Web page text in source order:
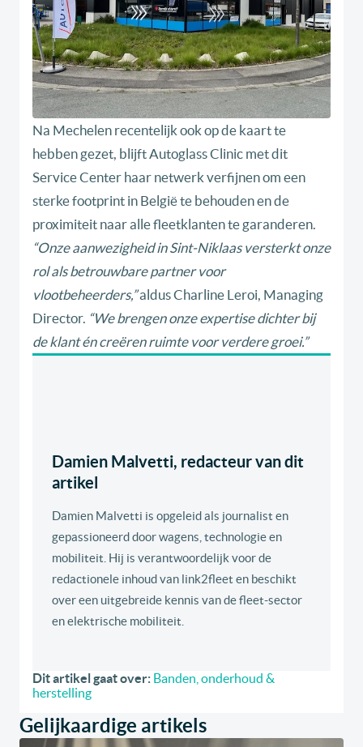
Na Mechelen recentelijk ook op de kaart te
hebben gezet, blijft Autoglass Clinic met dit
Service Center haar netwerk verfijnen om een
sterke footprint in België te behouden en de
proximiteit naar alle fleetklanten te garanderen.
“Onze aanwezigheid in Sint-Niklaas versterkt onze
rol als betrouwbare partner voor
vlootbeheerders,”aldus Charline Leroi, Managing
Director. “We brengen onze expertise dichter bij
de klant én creëren ruimte voor verdere groei.”
Damien Malvetti, redacteur van dit
artikel
Damien Malvetti is opgeleid als journalist en
gepassioneerd door wagens, technologie en
mobiliteit. Hij is verantwoordelijk voor de
redactionele inhoud van link2fleet en beschikt
over een uitgebreide kennis van de fleet-sector
en elektrische mobiliteit.
Dit artikel gaat over: Banden, onderhoud &
herstelling
Gelijkaardige artikels